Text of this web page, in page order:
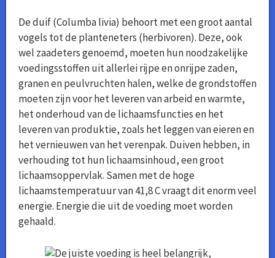
De duif (Columba livia) behoort met een groot aantal
vogels tot de planteneters (herbivoren). Deze, ook
wel zaadeters genoemd, moeten hun noodzakelijke
voedingsstoffen uit allerlei rijpe en onrijpe zaden,
granen en peulvruchten halen, welke de grondstoffen
moeten zijn voor het leveren van arbeid en warmte,
het onderhoud van de lichaamsfuncties en het
leveren van produktie, zoals het leggen van eieren en
het vernieuwen van het verenpak. Duiven hebben, in
verhouding tot hun lichaamsinhoud, een groot
lichaamsoppervlak. Samen met de hoge
lichaamstemperatuur van 41,8 C vraagt dit enorm veel
energie. Energie die uit de voeding moet worden
gehaald.